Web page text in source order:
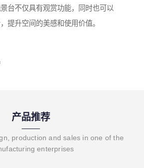
台不仅具有观赏功能，同时也可以
提升空间的美感和使用价值。
产品推荐
production and sales in one of the
enterprises